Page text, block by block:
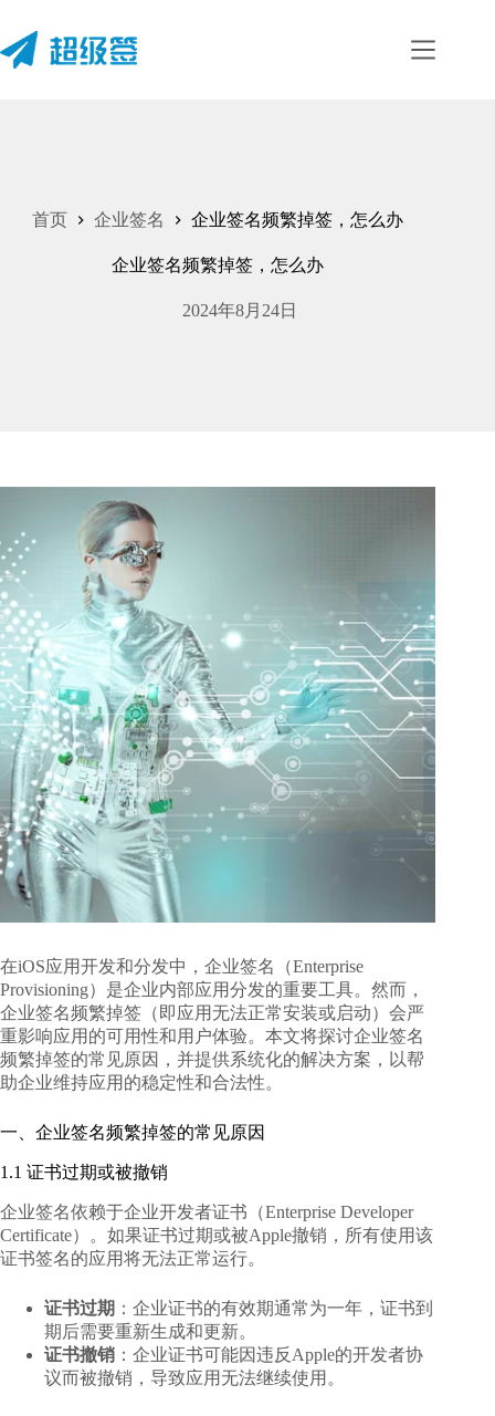
内
首页 企业签名 企业签名频繁掉签，怎么办
企业签名频繁掉签，怎么办
2024年8月24日
在iOS应用开发和分发中，企业签名（Enterprise
Provisioning）是企业内部应用分发的重要工具。然而，
企业签名频繁掉签（即应用无法正常安装或启动）会严
重影响应用的可用性和用户体验。本文将探讨企业签名
频繁掉签的常见原因，并提供系统化的解决方案，以帮
助企业维持应用的稳定性和合法性。
一、企业签名频繁掉签的常见原因
1.1 证书过期或被撤销
企业签名依赖于企业开发者证书（Enterprise Developer
Certificate）。如果证书过期或被Apple撤销，所有使用该
证书签名的应用将无法正常运行。
证书过期 ：企业证书的有效期通常为一年，证书到
期后需要重新生成和更新。
证书撤销 ：企业证书可能因违反Apple的开发者协
议而被撤销，导致应用无法继续使用。